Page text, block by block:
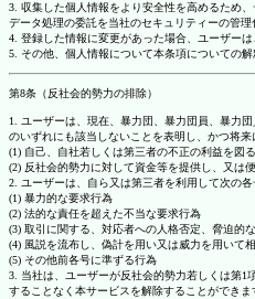
3. 収集した個人情報をより安全性を高めるため
データ処理の委託を当社のセキュリティーの管理
4. 登録した情報に変更があった場合、ユーザー
5. その他、個人情報について本条項についての
第8条（反社会的勢力の排除）
1. ユーザーは、現在、暴力団、暴力団員、暴力
のいずれにも該当しないことを表明し、かつ将
(1) 自己、自社若しくは第三者の不正の利益を図
(2) 反社会的勢力に対して資金等を提供し、又は
2. ユーザーは、自ら又は第三者を利用して次の
(1) 暴力的な要求行為
(2) 法的な責任を超えた不当な要求行為
(3) 取引に関する、対応者への人格否定、脅迫的
(4) 風説を流布し、偽計を用い又は威力を用いて
(5) その他前各号に準ずる行為
3. 当社は、ユーザーが反社会的勢力若しくは第1
することなく本サービスを解除することができま